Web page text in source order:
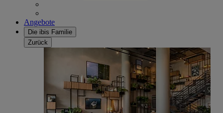
Angebote
Die ibis Familie
Zurück